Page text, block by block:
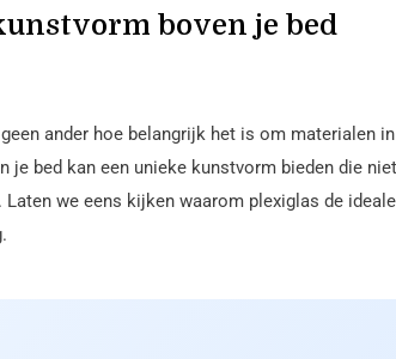
boven je bed
ander hoe belangrijk het is om materialen
je bed kan een unieke kunstvorm bieden die
we eens kijken waarom plexiglas de